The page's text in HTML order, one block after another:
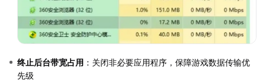
终止后台带宽占用 ：关闭非必要应用程序，保障游戏数据传输优
先级